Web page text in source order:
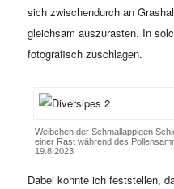
sich zwischendurch an
gleichsam auszurasten. In
fotografisch zuschlagen.
Weibchen der Schmallappigen
einer Rast während des
19.8.2023
Dabei konnte ich feststellen,